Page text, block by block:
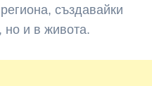
създавайки
но и в живота.